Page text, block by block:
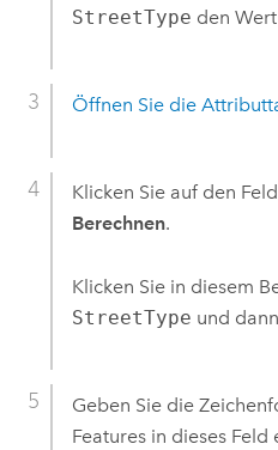
StreetType den Wert
Öffnen Sie die
Klicken Sie auf den
Berechnen.
Klicken Sie in diesem
StreetType und
Geben Sie die
Features in dieses